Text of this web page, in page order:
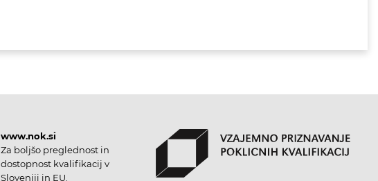
www.nok.si
Za boljšo preglednost in
dostopnost kvalifikacij v
Sloveniji in EU.